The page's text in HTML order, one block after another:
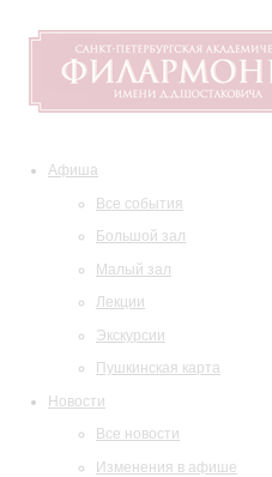
Афиша
Все события
Большой зал
Малый зал
Лекции
Экскурсии
Пушкинская карта
Новости
Все новости
Изменения в афише